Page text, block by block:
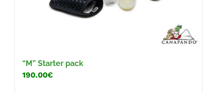
“M” Starter pack
190.00€